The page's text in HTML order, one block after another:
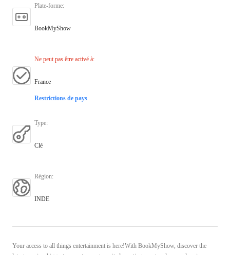
Plate-forme:
BookMyShow
Ne peut pas être activé à:
France
Restrictions de pays
Type:
Clé
Région:
INDE
Your access to all things entertainment is here!With BookMyShow, discover the